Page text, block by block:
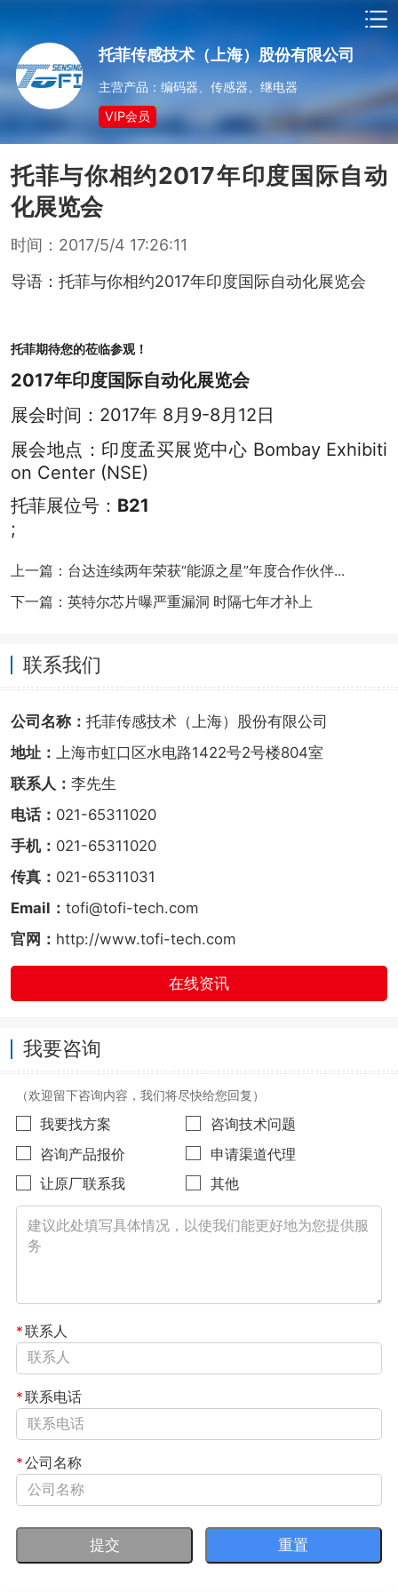
托菲传感技术（上海）股份有限公司
主营产品：编码器、传感器、继电器
VIP会员
托菲与你相约2017年印度国际自动
化展览会
时间：2017/5/4 17:26:11
导语：托菲与你相约2017年印度国际自动化展览会
托菲期待您的莅临参观！
2017年印度国际自动化展览会
展会时间：2017年 8月9-8月12日
展会地点：印度孟买展览中心 Bombay Exhibiti
on Center (NSE)
托菲展位号： B21
;
上一篇：台达连续两年荣获“能源之星”年度合作伙伴...
下一篇：英特尔芯片曝严重漏洞 时隔七年才补上
联系我们
公司名称： 托菲传感技术（上海）股份有限公司
地址：
上海市虹口区水电路1422号2号楼804室
联系人： 李先生
电话： 021-65311020
手机： 021-65311020
传真： 021-65311031
Email： tofi@tofi-tech.com
官网： http://www.tofi-tech.com
在线资讯
我要咨询
（欢迎留下咨询内容，我们将尽快给您回复）
我要找方案
咨询技术问题
咨询产品报价
申请渠道代理
让原厂联系我
其他
*联系人
*联系电话
*公司名称